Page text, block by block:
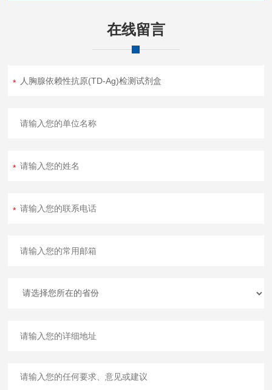
在线留言